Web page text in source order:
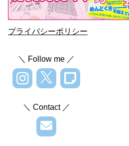
プライバシーポリシー
＼ Follow me ／
＼ Contact ／